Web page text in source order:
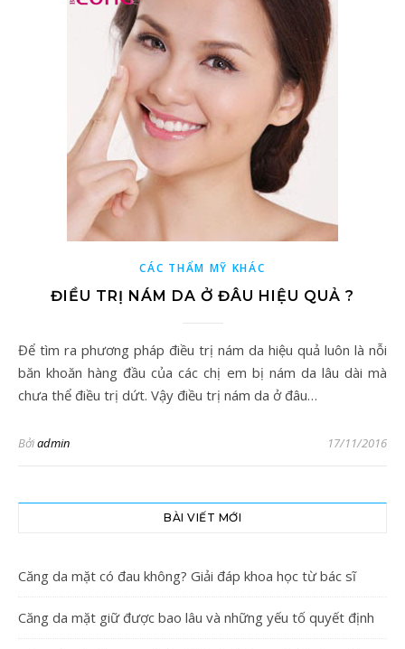
CÁC THẨM MỸ KHÁC
ĐIỀU TRỊ NÁM DA Ở ĐÂU HIỆU QUẢ ?
Để tìm ra phương pháp điều trị nám da hiệu quả luôn là nỗi
băn khoăn hàng đầu của các chị em bị nám da lâu dài mà
chưa thể điều trị dứt. Vậy điều trị nám da ở đâu…
Bởiadmin 17/11/2016
BÀI VIẾT MỚI
Căng da mặt có đau không? Giải đáp khoa học từ bác sĩ
Căng da mặt giữ được bao lâu và những yếu tố quyết định